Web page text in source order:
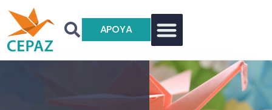
APOYA